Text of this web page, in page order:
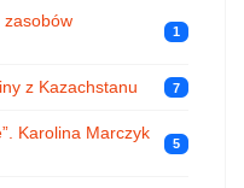
zasobów
1
z Kazachstanu 7
Karolina Marczyk
5